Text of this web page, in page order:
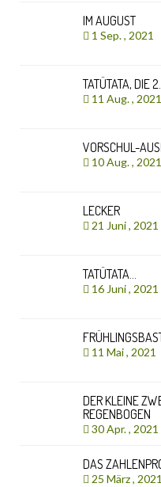
IM AUGUST
1 Sep. , 2021
TATÜTATA, DIE 2.
11 Aug. , 2021
VORSCHUL-
10 Aug. , 2021
LECKER
21 Juni , 2021
TATÜTATA…
16 Juni , 2021
11 Mai , 2021
DER KLEINE
REGENBOGEN
30 Apr. , 2021
DAS
25 März , 2021